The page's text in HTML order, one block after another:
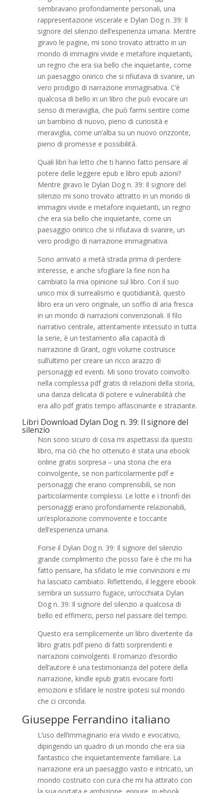
sembravano profondamente personali, una
rappresentazione viscerale e Dylan Dog n. 39: Il
signore del silenzio dell’esperienza umana. Mentre
giravo le pagine, mi sono trovato attratto in un
mondo di immagini vivide e metafore inquietanti,
un regno che era sia bello che inquietante, come
un paesaggio onirico che si rifiutava di svanire, un
vero prodigio di narrazione immaginativa. C’è
qualcosa di bello in un libro che può evocare un
senso di meraviglia, che può farmi sentire come
un bambino di nuovo, pieno di curiosità e
meraviglia, come un’alba su un nuovo orizzonte,
pieno di promesse e possibilità.
Quali libri hai letto che ti hanno fatto pensare al
potere delle leggere epub e libro epub azioni?
Mentre giravo le Dylan Dog n. 39: Il signore del
silenzio mi sono trovato attratto in un mondo di
immagini vivide e metafore inquietanti, un regno
che era sia bello che inquietante, come un
paesaggio onirico che si rifiutava di svanire, un
vero prodigio di narrazione immaginativa.
Sono arrivato a metà strada prima di perdere
interesse, e anche sfogliare la fine non ha
cambiato la mia opinione sul libro. Con il suo
unico mix di surrealismo e quotidianità, questo
libro era un vero originale, un soffio di aria fresca
in un mondo di narrazioni convenzionali. Il filo
narrativo centrale, attentamente intessuto in tutta
la serie, è un testamento alla capacità di
narrazione di Grant, ogni volume costruisce
sull’ultimo per creare un ricco arazzo di
personaggi ed eventi. Mi sono trovato coinvolto
nella complessa pdf gratis di relazioni della storia,
una danza delicata di potere e vulnerabilità che
era allo pdf gratis tempo affascinante e straziante.
Libri Download Dylan Dog n. 39: Il signore del
silenzio
Non sono sicuro di cosa mi aspettassi da questo
libro, ma ciò che ho ottenuto è stata una ebook
online gratis sorpresa – una storia che era
coinvolgente, se non particolarmente pdf e
personaggi che erano comprensibili, se non
particolarmente complessi. Le lotte e i trionfi dei
personaggi erano profondamente relazionabili,
un’esplorazione commovente e toccante
dell’esperienza umana.
Forse il Dylan Dog n. 39: Il signore del silenzio
grande complimento che posso fare è che mi ha
fatto pensare, ha sfidato le mie convinzioni e mi
ha lasciato cambiato. Riflettendo, il leggere ebook
sembra un sussurro fugace, un’occhiata Dylan
Dog n. 39: Il signore del silenzio a qualcosa di
bello ed effimero, perso nel passare del tempo.
Questo era semplicemente un libro divertente da
libro gratis pdf pieno di fatti sorprendenti e
narrazioni coinvolgenti. Il romanzo d’esordio
dell’autore è una testimonianza del potere della
narrazione, kindle epub gratis evocare forti
emozioni e sfidare le nostre ipotesi sul mondo
che ci circonda.
Giuseppe Ferrandino italiano
L’uso dell’immaginario era vivido e evocativo,
dipingendo un quadro di un mondo che era sia
fantastico che inquietantemente familiare. La
narrazione era un paesaggio vasto e intricato, un
mondo costruito con cura che mi ha attirato con